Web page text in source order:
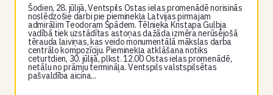
Šodien, 28. jūlijā, Ventspils Ostas ielas promenādē norisinās
noslēdzošie darbi pie pieminekļa Latvijas pirmajam
admirālim Teodoram Spādem. Tēlnieka Kristapa Gulbja
vadībā tiek uzstādītas astoņas dažāda izmēra nerūsējošā
tērauda laiviņas, kas veido monumentālā mākslas darba
centrālo kompozīciju. Pieminekļa atklāšana notiks
ceturtdien, 30. jūlijā, plkst. 12.00 Ostas ielas promenādē,
netālu no prāmju termināļa. Ventspils valstspilsētas
pašvaldība aicina...